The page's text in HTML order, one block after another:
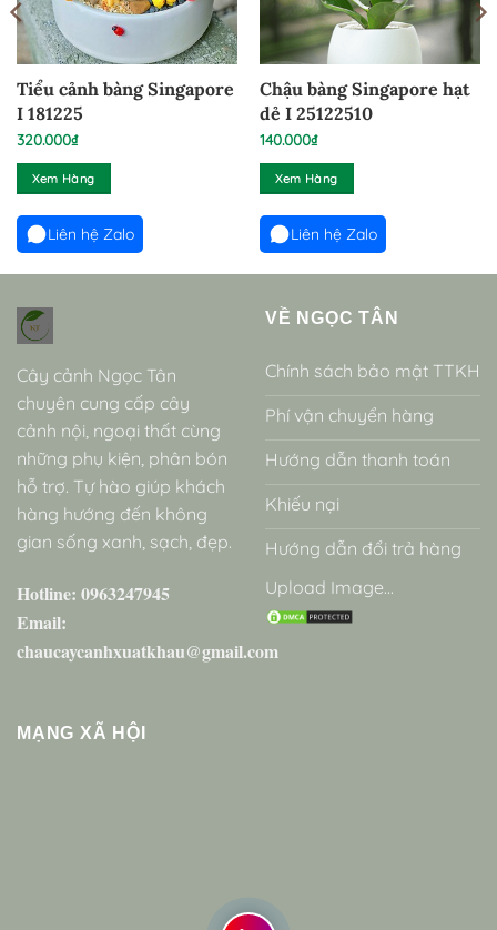
Tiểu cảnh bàng Singapore
I 181225
320.000₫
Xem Hàng
Liên hệ Zalo
Chậu bàng Singapore hạt
dẻ I 25122510
140.000₫
Xem Hàng
Liên hệ Zalo
Cây cảnh Ngọc Tân
chuyên cung cấp cây
cảnh nội, ngoại thất cùng
những phụ kiện, phân bón
hỗ trợ. Tự hào giúp khách
hàng hướng đến không
gian sống xanh, sạch, đẹp.
Hotline: 0963247945
Email:
chaucaycanhxuatkhau@gmail.com
VỀ NGỌC TÂN
Chính sách bảo mật TTKH
Phí vận chuyển hàng
Hướng dẫn thanh toán
Khiếu nại
Hướng dẫn đổi trả hàng
Upload Image...
MẠNG XÃ HỘI